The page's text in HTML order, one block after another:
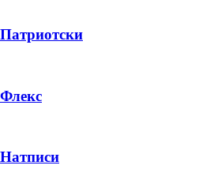
Патриотски
Флекс
Натписи